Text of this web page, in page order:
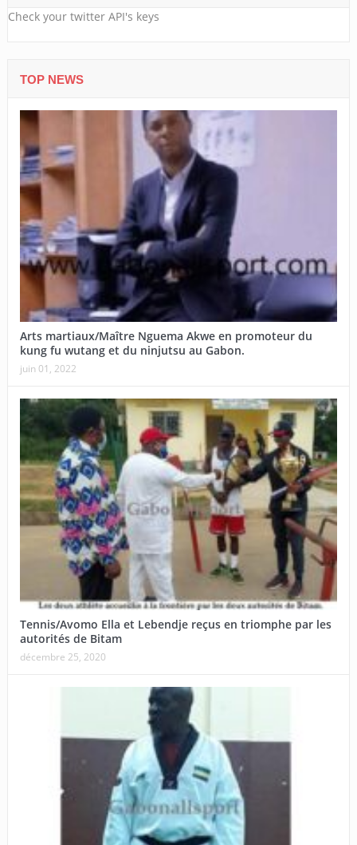
Check your twitter API's keys
TOP NEWS
Arts martiaux/Maître Nguema Akwe en promoteur du
kung fu wutang et du ninjutsu au Gabon.
juin 01, 2022
Tennis/Avomo Ella et Lebendje reçus en triomphe par les
autorités de Bitam
décembre 25, 2020